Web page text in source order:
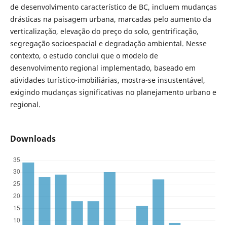
de desenvolvimento característico de BC, incluem mudanças
drásticas na paisagem urbana, marcadas pelo aumento da
verticalização, elevação do preço do solo, gentrificação,
segregação socioespacial e degradação ambiental. Nesse
contexto, o estudo conclui que o modelo de
desenvolvimento regional implementado, baseado em
atividades turístico-imobiliárias, mostra-se insustentável,
exigindo mudanças significativas no planejamento urbano e
regional.
Downloads